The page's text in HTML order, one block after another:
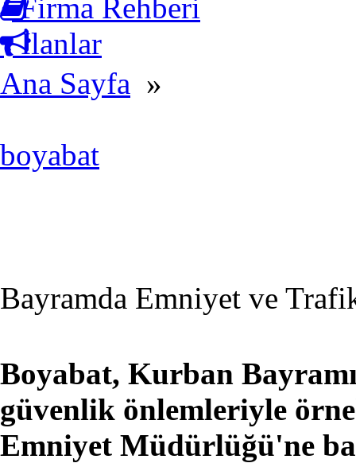
Firma Rehberi
İlanlar
Ana Sayfa »
boyabat
Bayramda Emniyet ve
Boyabat, Kurban Bayramı
güvenlik önlemleriyle
Emniyet Müdürlüğü'ne